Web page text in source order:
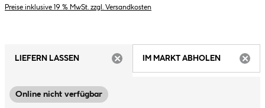
Preise inklusive 19 % MwSt. zzgl. Versandkosten
LIEFERN LASSEN
IM MARKT ABHOLEN
Online nicht verfügbar